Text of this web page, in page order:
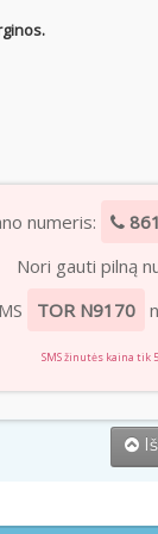
numeris:
Nori gauti pilną
TOR N9170
SMS žinutės kaina tik